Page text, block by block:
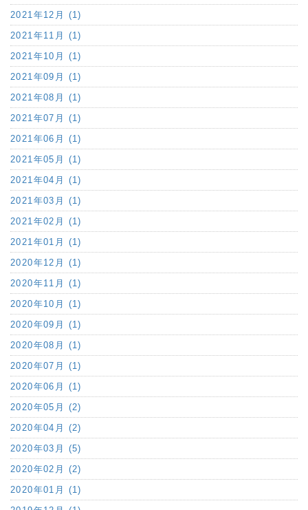
2021年12月 (1)
2021年11月 (1)
2021年10月 (1)
2021年09月 (1)
2021年08月 (1)
2021年07月 (1)
2021年06月 (1)
2021年05月 (1)
2021年04月 (1)
2021年03月 (1)
2021年02月 (1)
2021年01月 (1)
2020年12月 (1)
2020年11月 (1)
2020年10月 (1)
2020年09月 (1)
2020年08月 (1)
2020年07月 (1)
2020年06月 (1)
2020年05月 (2)
2020年04月 (2)
2020年03月 (5)
2020年02月 (2)
2020年01月 (1)